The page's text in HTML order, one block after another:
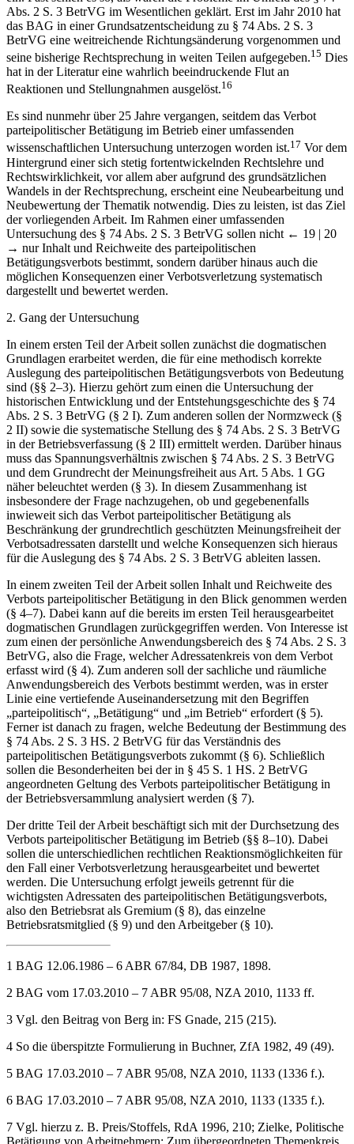
ein. Fast schien es so, als wären die Probleme im Umfeld des § 74
Abs. 2 S. 3 BetrVG im Wesentlichen geklärt. Erst im Jahr 2010 hat
das BAG in einer Grundsatzentscheidung zu § 74 Abs. 2 S. 3
BetrVG eine weitreichende Richtungsänderung vorgenommen und
seine bisherige Rechtsprechung in weiten Teilen aufgegeben.
hat in der Literatur eine wahrlich beeindruckende Flut an
Es sind nunmehr über 25 Jahre vergangen, seitdem das Verbot
parteipolitischer Betätigung im Betrieb einer umfassenden
wissenschaftlichen Untersuchung unterzogen worden ist.17Vor dem
Hintergrund einer sich stetig fortentwickelnden Rechtslehre und
Rechtswirklichkeit, vor allem aber aufgrund des grundsätzlichen
Wandels in der Rechtsprechung, erscheint eine Neubearbeitung und
Neubewertung der Thematik notwendig. Dies zu leisten, ist das Ziel
der vorliegenden Arbeit. Im Rahmen einer umfassenden
Untersuchung des § 74 Abs. 2 S. 3 BetrVG sollen nicht
→nur Inhalt und Reichweite des parteipolitischen
Betätigungsverbots bestimmt, sondern darüber hinaus auch die
möglichen Konsequenzen einer Verbotsverletzung systematisch
In einem ersten Teil der Arbeit sollen zunächst die dogmatischen
Grundlagen erarbeitet werden, die für eine methodisch korrekte
Auslegung des parteipolitischen Betätigungsverbots von Bedeutung
sind (§§ 2–3). Hierzu gehört zum einen die Untersuchung der
historischen Entwicklung und der Entstehungsgeschichte des § 74
Abs. 2 S. 3 BetrVG (§ 2 I). Zum anderen sollen der Normzweck (§
2 II) sowie die systematische Stellung des § 74 Abs. 2 S. 3 BetrVG
in der Betriebsverfassung (§ 2 III) ermittelt werden. Darüber hinaus
muss das Spannungsverhältnis zwischen § 74 Abs. 2 S. 3 BetrVG
und dem Grundrecht der Meinungsfreiheit aus Art. 5 Abs. 1 GG
näher beleuchtet werden (§ 3). In diesem Zusammenhang ist
insbesondere der Frage nachzugehen, ob und gegebenenfalls
inwieweit sich das Verbot parteipolitischer Betätigung als
Beschränkung der grundrechtlich geschützten Meinungsfreiheit der
Verbotsadressaten darstellt und welche Konsequenzen sich hieraus
In einem zweiten Teil der Arbeit sollen Inhalt und Reichweite des
Verbots parteipolitischer Betätigung in den Blick genommen werden
(§ 4–7). Dabei kann auf die bereits im ersten Teil herausgearbeitet
dogmatischen Grundlagen zurückgegriffen werden. Von Interesse ist
zum einen der persönliche Anwendungsbereich des § 74 Abs. 2 S. 3
BetrVG, also die Frage, welcher Adressatenkreis von dem Verbot
erfasst wird (§ 4). Zum anderen soll der sachliche und räumliche
Anwendungsbereich des Verbots bestimmt werden, was in erster
Linie eine vertiefende Auseinandersetzung mit den Begriffen
„parteipolitisch“, „Betätigung“ und „im Betrieb“ erfordert (§ 5).
Ferner ist danach zu fragen, welche Bedeutung der Bestimmung des
§ 74 Abs. 2 S. 3 HS. 2 BetrVG für das Verständnis des
parteipolitischen Betätigungsverbots zukommt (§ 6). Schließlich
sollen die Besonderheiten bei der in § 45 S. 1 HS. 2 BetrVG
angeordneten Geltung des Verbots parteipolitischer Betätigung in
Der dritte Teil der Arbeit beschäftigt sich mit der Durchsetzung des
Verbots parteipolitischer Betätigung im Betrieb (§§ 8–10). Dabei
sollen die unterschiedlichen rechtlichen Reaktionsmöglichkeiten für
den Fall einer Verbotsverletzung herausgearbeitet und bewertet
werden. Die Untersuchung erfolgt jeweils getrennt für die
wichtigsten Adressaten des parteipolitischen Betätigungsverbots,
also den Betriebsrat als Gremium (§ 8), das einzelne
7 Vgl. hierzu z. B. Preis/Stoffels, RdA 1996, 210; Zielke, Politische